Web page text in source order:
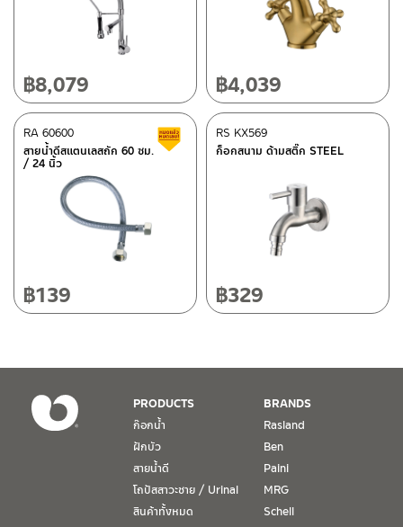
662/61-62 ถนน พระราม3 แขวงบางโพงพาง เขตยานนาวา กรุงเทพฯ
โทร: 02-358-0080 / 080-075-8668 / 091-545-0556
ศูนย์บริการและอะไหล่ เชียงใหม่
118/33 โครงการอรสิริน ม.8 ต.สันปูเลย อ.ดอยสะเก็ด เชียงใหม่
โทร: 080-075-2626
วันจันทร์ – วันศุกร์ เวลา 8:30-17:30 น.
วันเสาร์ เวลา 8:30-15:00 น.
1. การรับประกัน จะต้องมีหลักฐานการซื้อ หรือ ใบเสร็จ โดยทางบริษัทฯ
ขอตรวจสอบโดยนับวันซื้อขายเป็นสำคัญ ทางบริษัทฯ ไม่สามารถให้
เงื่อนไขการรับประกันสินค้าได้ หากไม่มีเอกสารดังกล่าว
2. การรับประกันสินค้า จะรับประกันฉพาะสินค้าที่อยู่ในสภาพการใช้งาน
ปกติ หากมีตำหนิ ชำรุด ร้าว ตกพื้น หรือสภาพภายนอกอยู่ในสภาพที่ใช้
โทร: 02-285-5795
@charnpaiboon.sales
ติดต่อ ชาญไพบูลย์ / Contact Us
฿8,079 ฿4,039
สายน้ำดีสแตนเลสถัก 60 ซม.
/ 24 นิ้ว
RA 60600 สินค้าลดราคา เคลียร์สต็อก
฿139
ก็อกสนาม ด้ามสติ๊ก STEEL
RS KX569
฿329
PRODUCTS
ก๊อกน้ำ
ฝักบัว
สายน้ำดี
โถปัสสาวะชาย / Urinal
สินค้าทั้งหมด
BRANDS
Rasland
Ben
Paini
MRG
Schell